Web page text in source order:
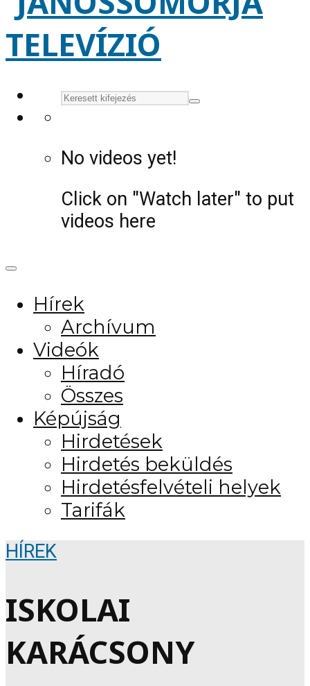
No videos yet!
Click on "Watch later" to put
videos here
Hírek
Archívum
Videók
Híradó
Összes
Képújság
Hirdetések
Hirdetés beküldés
Hirdetésfelvételi helyek
Tarifák
HÍREK
ISKOLAI
KARÁCSONY